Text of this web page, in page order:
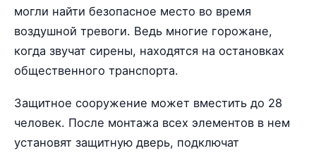
могли найти безопасное место во время
воздушной тревоги. Ведь многие горожане,
когда звучат сирены, находятся на остановках
общественного транспорта.
Защитное сооружение может вместить до 28
человек. После монтажа всех элементов в нем
установят защитную дверь, подключат